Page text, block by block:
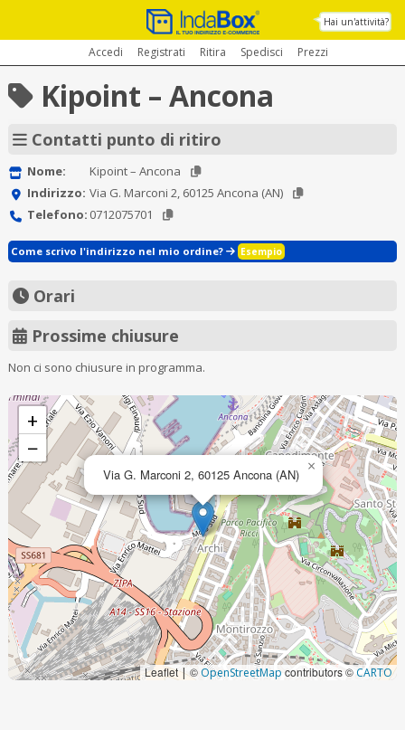
Hai un'attività?
Accedi Registrati Ritira Spedisci Prezzi
Kipoint – Ancona
Contatti punto di ritiro
Nome:
Kipoint – Ancona
Indirizzo: Via G. Marconi 2, 60125 Ancona (AN)
Telefono: 0712075701
Come scrivo l'indirizzo nel mio ordine? Esempio
Orari
Prossime chiusure
Non ci sono chiusure in programma.
Via G. Marconi 2, 60125 Ancona (AN) ×
+
−
Leaflet|© OpenStreetMap contributors © CARTO